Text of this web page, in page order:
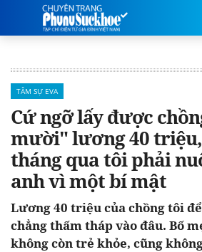
TÂM SỰ EVA
Cứ ngỡ lấy được
mười" lương 40 triệu,
tháng qua tôi phải
anh vì một bí mật
Lương 40 triệu của chồng tôi
chẳng thấm tháp vào đâu. Bố
không còn trẻ khỏe, cũng